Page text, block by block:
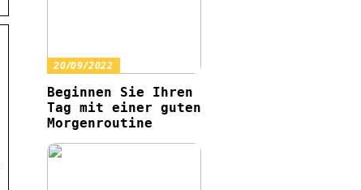
20/09/2022
Beginnen Sie Ihren
Tag mit einer guten
Morgenroutine